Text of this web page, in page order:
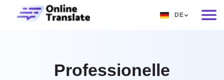
DE
Professionelle